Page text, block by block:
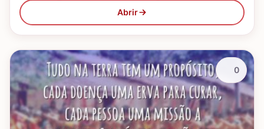
Abrir
0